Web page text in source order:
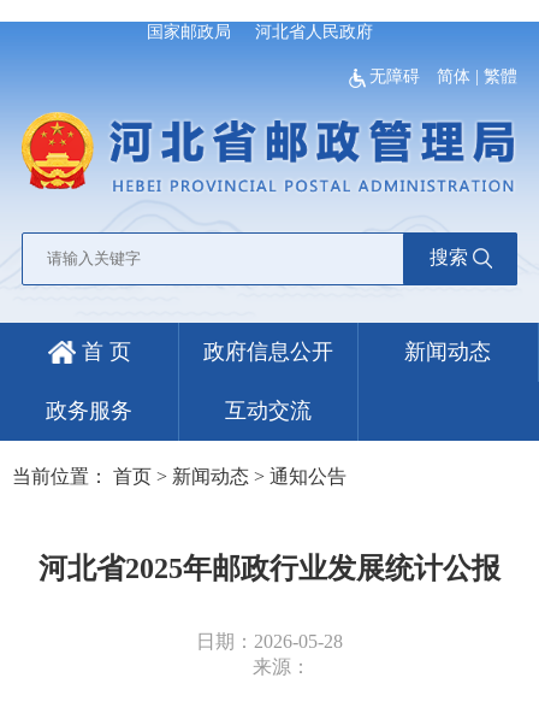
国家邮政局 河北省人民政府
无障碍 简体 |繁體
搜索
首 页 政府信息公开 新闻动态
政务服务 互动交流
当前位置： 首页 > 新闻动态 > 通知公告
河北省2025年邮政行业发展统计公报
日期：2026-05-28
来源：